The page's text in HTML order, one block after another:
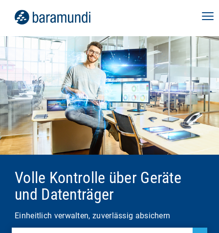
Volle Kontrolle über Geräte
und Datenträger
Einheitlich verwalten, zuverlässig absichern